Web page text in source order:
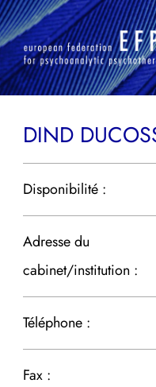
Aller
au
contenu
DIND
Disponibilité :
Adresse du
cabinet/institution :
Téléphone :
Fax :